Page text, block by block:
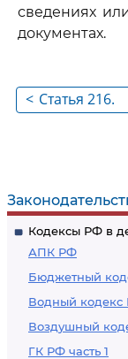
Кодексы РФ в
АПК РФ
Бюджетный
Водный кодекс
Воздушный
ГК РФ часть 1
сведениях
документах.
< Статья 216.